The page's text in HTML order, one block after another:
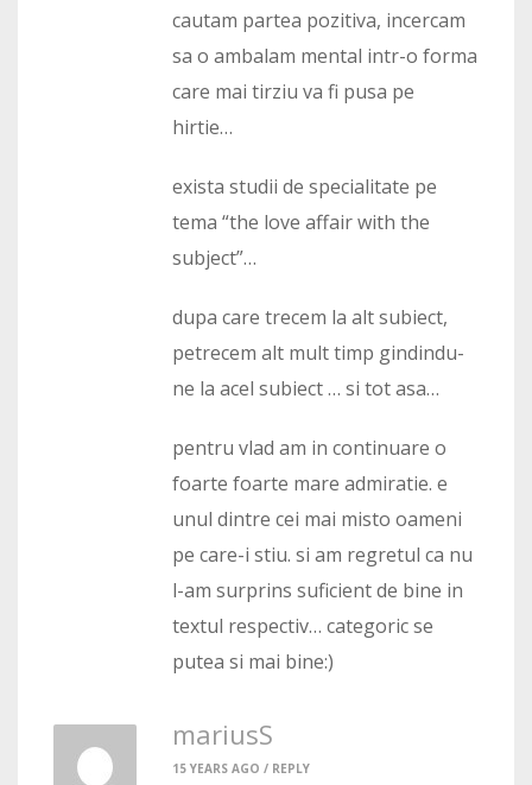
cautam partea pozitiva, incercam
sa o ambalam mental intr-o forma
care mai tirziu va fi pusa pe
hirtie…
exista studii de specialitate pe
tema “the love affair with the
subject”…
dupa care trecem la alt subiect,
petrecem alt mult timp gindindu-
ne la acel subiect … si tot asa…
pentru vlad am in continuare o
foarte foarte mare admiratie. e
unul dintre cei mai misto oameni
pe care-i stiu. si am regretul ca nu
l-am surprins suficient de bine in
textul respectiv… categoric se
putea si mai bine:)
mariusS
15 YEARS AGO / REPLY